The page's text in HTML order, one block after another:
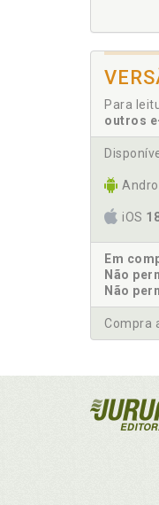
Para
outros
iOS
Em
Não
Não
Compra